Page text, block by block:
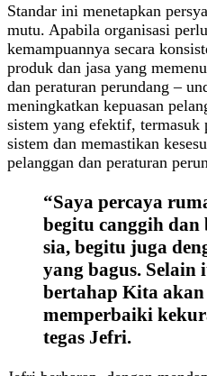
Standar ini menetapkan
mutu. Apabila organisasi
kemampuannya secara
produk dan jasa yang
dan peraturan perundang –
meningkatkan kepuasan
sistem yang efektif, termasuk
sistem dan memastikan
pelanggan dan peraturan
“Saya percaya
begitu canggih
sia, begitu juga
yang bagus. Selain
bertahap Kita akan
memperbaiki
tegas Jefri.